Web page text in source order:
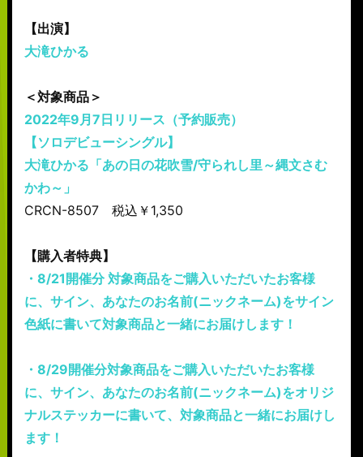
【出演】
大滝ひかる
＜対象商品＞
2022年9月7日リリース（予約販売）
【ソロデビューシングル】
大滝ひかる「あの日の花吹雪/守られし里～縄文さむ
かわ～」
CRCN-8507 税込￥1,350
【購入者特典】
・8/21開催分 対象商品をご購入いただいたお客様
に、サイン、あなたのお名前(ニックネーム)をサイン
色紙に書いて対象商品と一緒にお届けします！
・8/29開催分対象商品をご購入いただいたお客様
に、サイン、あなたのお名前(ニックネーム)をオリジ
ナルステッカーに書いて、対象商品と一緒にお届けし
ます！